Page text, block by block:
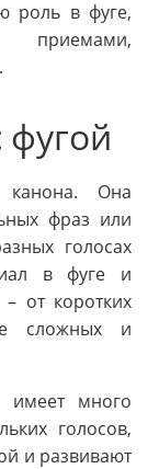
роль в фуге,
приемами,
фугой
Она
фраз или
голосах
в фуге и
от коротких
сложных и
имеет много
голосов,
и развивают